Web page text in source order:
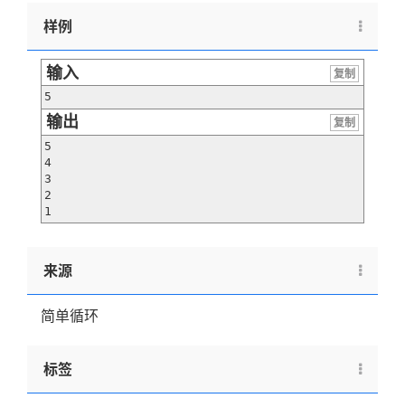
样例
输入
复制
5
输出
复制
5
4
3
2
1
来源
简单循环
标签